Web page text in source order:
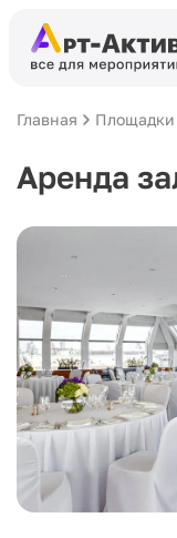
Главная Площадки
Аренда